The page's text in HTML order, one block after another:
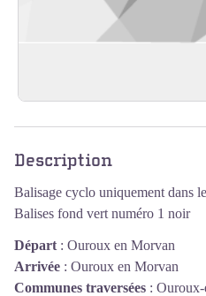
Voir
Description
Balisage cyclo uniquement dans
Balises fond vert numéro 1 noir
Départ : Ouroux en Morvan
Arrivée : Ouroux en Morvan
Communes traversées : Ouroux-